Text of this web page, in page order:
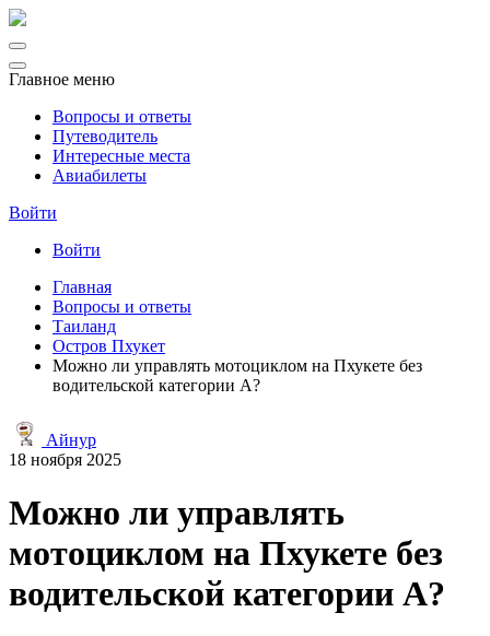
Главное меню
Вопросы и ответы
Путеводитель
Интересные места
Авиабилеты
Войти
Войти
Главная
Вопросы и ответы
Таиланд
Остров Пхукет
Можно ли управлять мотоциклом на Пхукете без
водительской категории А?
Айнур
18 ноября 2025
Можно ли управлять
мотоциклом на Пхукете без
водительской категории А?